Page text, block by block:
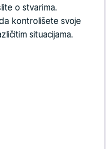
o stvarima.
kontrolišete svoje
situacijama.